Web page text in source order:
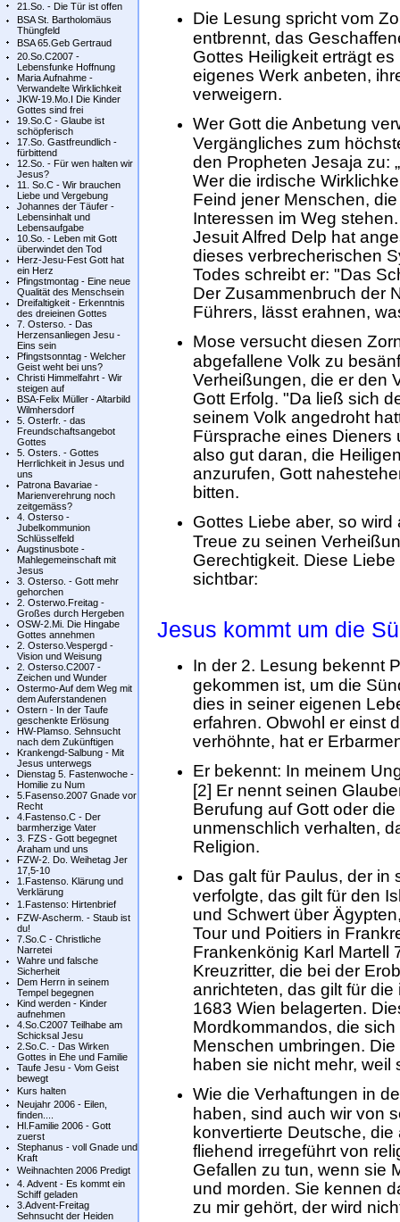
21.So. - Die Tür ist offen
BSA St. Bartholomäus
Thüngfeld
BSA 65.Geb Gertraud
20.So.C2007 -
Lebensfunke Hoffnung
Maria Aufnahme -
Verwandelte Wirklichkeit
JKW-19.Mo.I Die Kinder
Gottes sind frei
19.So.C - Glaube ist
schöpferisch
17.So. Gastfreundlich -
fürbittend
12.So. - Für wen halten wir
Jesus?
11. So.C - Wir brauchen
Liebe und Vergebung
Johannes der Täufer -
Lebensinhalt und
Lebensaufgabe
10.So. - Leben mit Gott
überwindet den Tod
Herz-Jesu-Fest Gott hat
ein Herz
Pfingstmontag - Eine neue
Qualität des Menschsein
Dreifaltigkeit - Erkenntnis
des dreieinen Gottes
7. Osterso. - Das
Herzensanliegen Jesu -
Eins sein
Pfingstsonntag - Welcher
Geist weht bei uns?
Christi Himmelfahrt - Wir
steigen auf
BSA-Felix Müller - Altarbild
Wilmhersdorf
5. Osterfr. - das
Freundschaftsangebot
Gottes
5. Osters. - Gottes
Herrlichkeit in Jesus und
uns
Patrona Bavariae -
Marienverehrung noch
zeitgemäss?
4. Osterso -
Jubelkommunion
Schlüsselfeld
Augstinusbote -
Mahlegemeinschaft mit
Jesus
3. Osterso. - Gott mehr
gehorchen
2. Osterwo.Freitag -
Großes durch Hergeben
OSW-2.Mi. Die Hingabe
Gottes annehmen
2. Osterso.Vespergd -
Vision und Weisung
2. Osterso.C2007 -
Zeichen und Wunder
Ostermo-Auf dem Weg mit
dem Auferstandenen
Ostern - In der Taufe
geschenkte Erlösung
HW-Plamso. Sehnsucht
nach dem Zukünftigen
Krankengd-Salbung - Mit
Jesus unterwegs
Dienstag 5. Fastenwoche -
Homilie zu Num
5.Fasenso.2007 Gnade vor
Recht
4.Fastenso.C - Der
barmherzige Vater
3. FZS - Gott begegnet
Araham und uns
FZW-2. Do. Weihetag Jer
17,5-10
1.Fastenso. Klärung und
Verklärung
1.Fastenso: Hirtenbrief
FZW-Ascherm. - Staub ist
du!
7.So.C - Christliche
Narretei
Wahre und falsche
Sicherheit
Dem Herrn in seinem
Tempel begegnen
Kind werden - Kinder
aufnehmen
4.So.C2007 Teilhabe am
Schicksal Jesu
2.So.C. - Das Wirken
Gottes in Ehe und Familie
Taufe Jesu - Vom Geist
bewegt
Kurs halten
Neujahr 2006 - Eilen,
finden....
Hl.Familie 2006 - Gott
zuerst
Stephanus - voll Gnade und
Kraft
Weihnachten 2006 Predigt
4. Advent - Es kommt ein
Schiff geladen
3.Advent-Freitag
Sehnsucht der Heiden
Die Lesung spricht vom
entbrennt, das
Gottes Heiligkeit erträgt
eigenes Werk anbeten,
verweigern.
Wer Gott die Anbetung
Vergängliches zum
den Propheten Jesaja zu:
Wer die irdische
Feind jener Menschen,
Interessen im Weg
Jesuit Alfred Delp hat
dieses verbrecherischen
Todes schreibt er: "Das
Der Zusammenbruch der
Führers, lässt erahnen,
Mose versucht diesen
abgefallene Volk zu
Verheißungen, die er den
Gott Erfolg. "Da ließ sich
seinem Volk angedroht
Fürsprache eines Dieners
also gut daran, die
anzurufen, Gott
bitten.
Gottes Liebe aber, so
Treue zu seinen
Gerechtigkeit. Diese
sichtbar:
Jesus kommt um die
In der 2. Lesung bekennt
gekommen ist, um die
dies in seiner eigenen
erfahren. Obwohl er einst
verhöhnte, hat er
Er bekennt: In meinem
[2] Er nennt seinen
Berufung auf Gott oder
unmenschlich verhalten,
Religion.
Das galt für Paulus, der in
verfolgte, das gilt für den
und Schwert über
Tour und Poitiers in
Frankenkönig Karl Martell
Kreuzritter, die bei der
anrichteten, das gilt für
1683 Wien belagerten.
Mordkommandos, die
Menschen umbringen.
haben sie nicht mehr,
Wie die Verhaftungen in
haben, sind auch wir von
konvertierte Deutsche,
fliehend irregeführt von
Gefallen zu tun, wenn sie
und morden. Sie kennen
zu mir gehört, der wird